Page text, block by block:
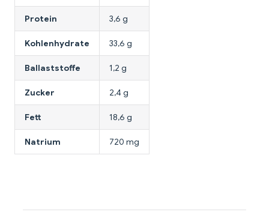
Protein 3,6 g
Kohlenhydrate 33,6 g
Ballaststoffe 1,2 g
Zucker 2,4 g
Fett 18,6 g
Natrium 720 mg